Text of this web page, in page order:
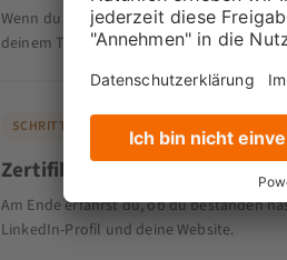
Wenn du soweit bist, gehst du zur
deinem Thema digital beantworten.
SCHRITT 4 VON 4
Zertifikat erhalten
Am Ende erfährst du, ob du bestanden
LinkedIn-Profil und deine Website.